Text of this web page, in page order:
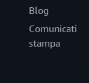
Blog
Comunicati
stampa